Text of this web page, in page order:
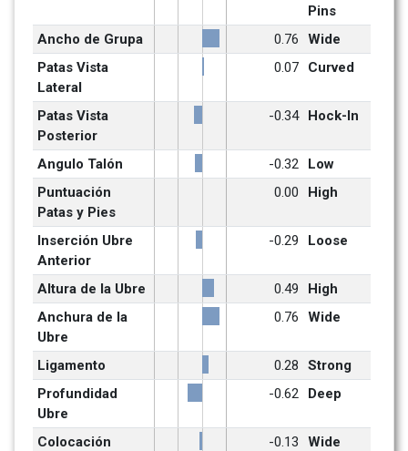
Pins
Ancho de Grupa
0.76
Wide
Patas Vista
Lateral
0.07 Curved
Patas Vista
Posterior
-0.34 Hock-In
Angulo Talón -0.32
Low
Puntuación
Patas y Pies
0.00 High
Inserción Ubre
Anterior
-0.29 Loose
Altura de la Ubre 0.49
High
Anchura de la
Ubre
0.76 Wide
Ligamento 0.28
Strong
Profundidad
Ubre
-0.62 Deep
Colocación
-0.13 Wide